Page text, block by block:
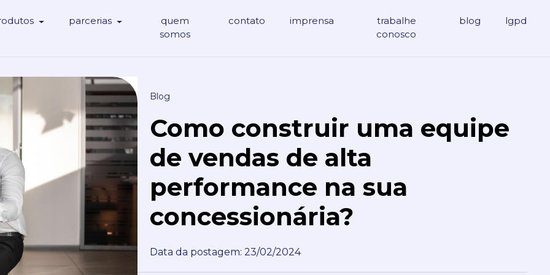
parcerias
quem
somos
contato imprensa
trabalhe
conosco
blog lgpd
Blog
Como construir uma equipe
de vendas de alta
performance na sua
concessionária?
Data da postagem: 23/02/2024